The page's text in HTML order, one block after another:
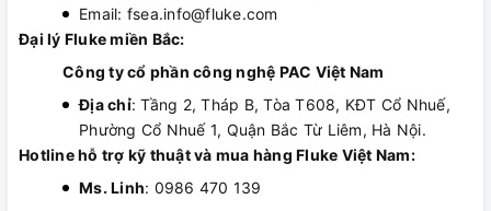
Email: fsea.info@fluke.com
Đại lý Fluke miền Bắc:
Công ty cổ phần công nghệ PAC Việt Nam
Địa chỉ: Tầng 2, Tháp B, Tòa T608, KĐT Cổ Nhuế,
Phường Cổ Nhuế 1, Quận Bắc Từ Liêm, Hà Nội.
Hotline hỗ trợ kỹ thuật và mua hàng Fluke Việt Nam:
Ms. Linh: 0986 470 139